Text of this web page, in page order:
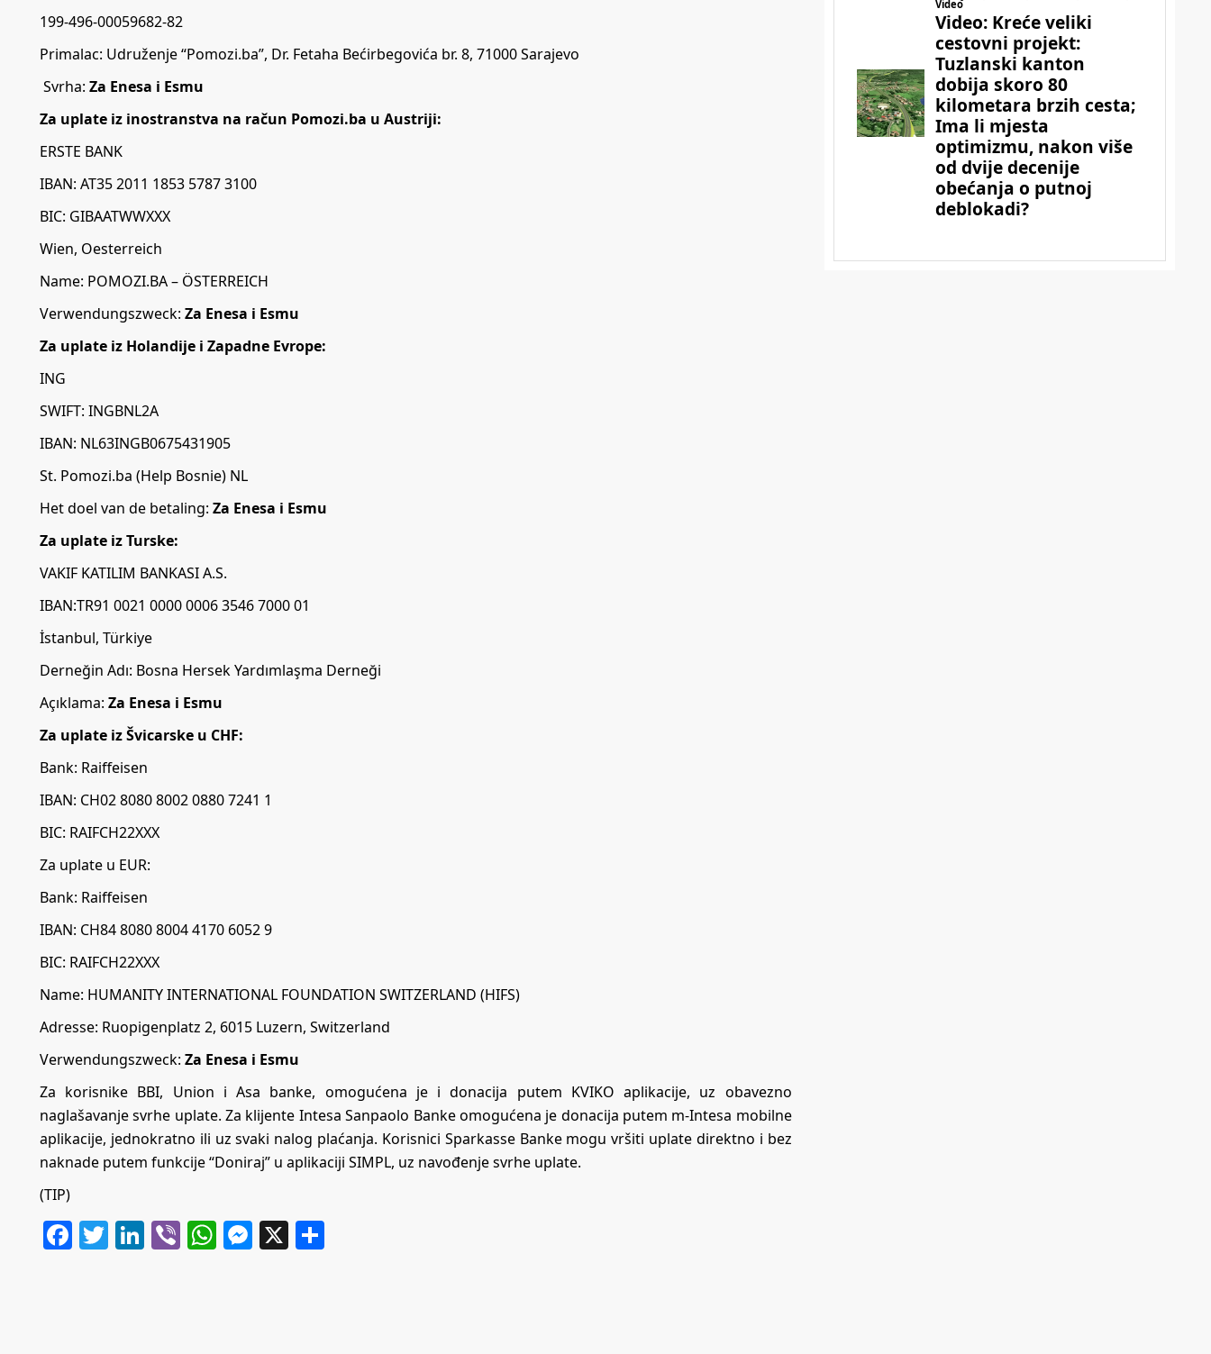
199-496-00059682-82
Primalac: Udruženje “Pomozi.ba”, Dr. Fetaha Bećirbegovića br. 8, 71000 Sarajevo
Svrha: Za Enesa i Esmu
Za uplate iz inostranstva na račun Pomozi.ba u Austriji:
ERSTE BANK
IBAN: AT35 2011 1853 5787 3100
BIC: GIBAATWWXXX
Wien, Oesterreich
Name: POMOZI.BA – ÖSTERREICH
Verwendungszweck: Za Enesa i Esmu
Za uplate iz Holandije i Zapadne Evrope:
ING
SWIFT: INGBNL2A
IBAN: NL63INGB0675431905
St. Pomozi.ba (Help Bosnie) NL
Het doel van de betaling: Za Enesa i Esmu
Za uplate iz Turske:
VAKIF KATILIM BANKASI A.S.
IBAN:TR91 0021 0000 0006 3546 7000 01
İstanbul, Türkiye
Derneğin Adı: Bosna Hersek Yardımlaşma Derneği
Açıklama: Za Enesa i Esmu
Za uplate iz Švicarske u CHF:
Bank: Raiffeisen
IBAN: CH02 8080 8002 0880 7241 1
BIC: RAIFCH22XXX
Za uplate u EUR:
Bank: Raiffeisen
IBAN: CH84 8080 8004 4170 6052 9
BIC: RAIFCH22XXX
Name: HUMANITY INTERNATIONAL FOUNDATION SWITZERLAND (HIFS)
Adresse: Ruopigenplatz 2, 6015 Luzern, Switzerland
Verwendungszweck: Za Enesa i Esmu
Za korisnike BBI, Union i Asa banke, omogućena je i donacija putem KVIKO aplikacije, uz obavezno
naglašavanje svrhe uplate. Za klijente Intesa Sanpaolo Banke omogućena je donacija putem m-Intesa mobilne
aplikacije, jednokratno ili uz svaki nalog plaćanja. Korisnici Sparkasse Banke mogu vršiti uplate direktno i bez
naknade putem funkcije “Doniraj” u aplikaciji SIMPL, uz navođenje svrhe uplate.
(TIP)
Facebook
Twitter
LinkedIn
ViberWhatsApp
Messenger
X